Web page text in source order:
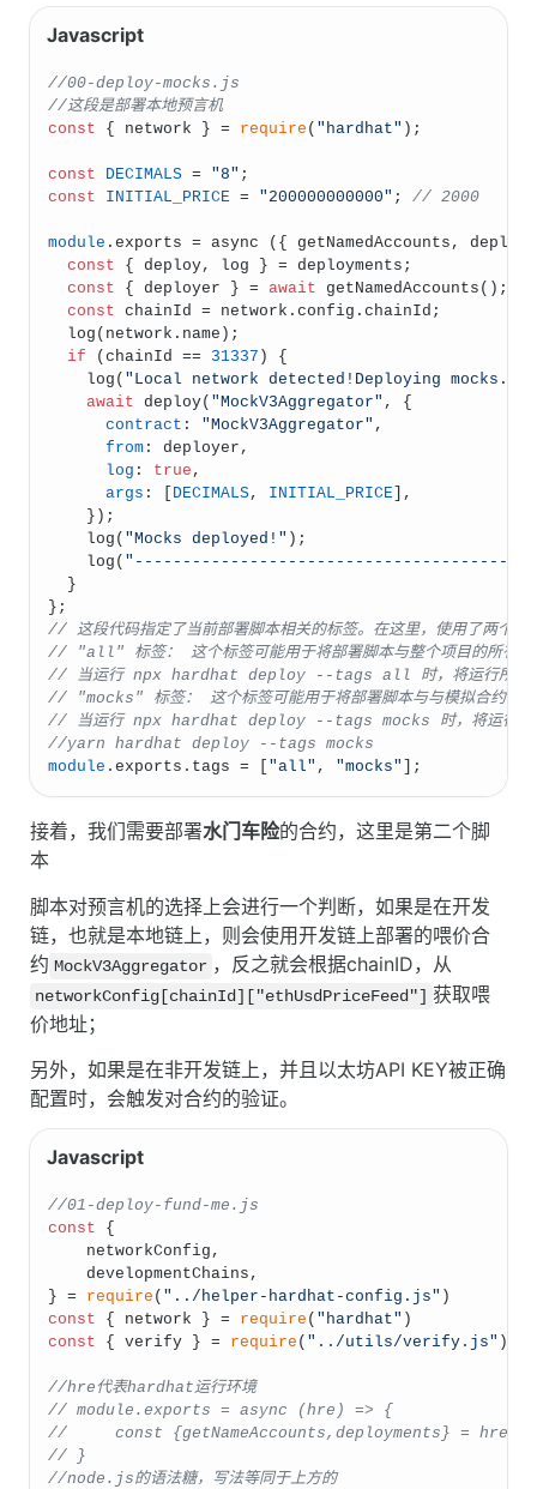
//00-deploy-mocks.js
//这段是部署本地预言机
const { network } = require ( "hardhat" );
const DECIMALS = "8" ;
const
INITIAL_PRICE = "200000000000" ; // 2000
module .exports = async ({ getNamedAccounts,
const { deploy, log } = deployments;
const { deployer } = await getNamedAccounts ();
const chainId = network.config .chainId ;
log (network. name );
if (chainId == 31337 ) {
log ( "Local network detected!Deploying mocks..."
await
deploy( "MockV3Aggregator" , {
contract : "MockV3Aggregator" ,
from : deployer,
log : true ,
args : [ DECIMALS, INITIAL_PRICE ],
    });
log ( "Mocks deployed!" );
log (
  }
};
// 这段代码指定了当前部署脚本相关的标签。在这里，使用了两
// "all" 标签： 这个标签可能用于将部署脚本与整个项目的所有部
// 当运行 npx hardhat deploy --tags all 时，将运行所有
// "mocks" 标签： 这个标签可能用于将部署脚本与与模拟合约相关
// 当运行 npx hardhat deploy --tags mocks 时，将运行所
//yarn hardhat deploy --tags mocks
module .exports . tags = [ "all" , "mocks" ];
接着，我们需要部署水门车险的合约，这里是第二个脚
本
脚本对预言机的选择上会进行一个判断，如果是在开发
链，也就是本地链上，则会使用开发链上部署的喂价合
约 MockV3Aggregator ，反之就会根据chainID，从
networkConfig[chainId]["ethUsdPriceFeed"] 获取喂
价地址；
另外，如果是在非开发链上，并且以太坊API KEY被正确
配置时，会触发对合约的验证。
//01-deploy-fund-me.js
const {
    networkConfig,
    developmentChains,
} = require ( "../helper-hardhat-config.js" )
const { network } = require ( "hardhat" )
const { verify } = require ( "../utils/verify.js" )
//hre代表hardhat运行环境
// module.exports = async (hre) => {
//     const {getNameAccounts,deployments} = hre
// }
//node.js的语法糖，写法等同于上方的